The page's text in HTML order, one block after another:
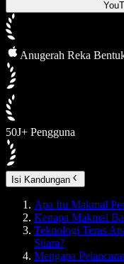
Anugerah Reka
50J+ Pengguna
Isi Kandungan
Apa Itu Makmal
Kenapa Makmal
Teknologi Teras
Suara?
Mengapa